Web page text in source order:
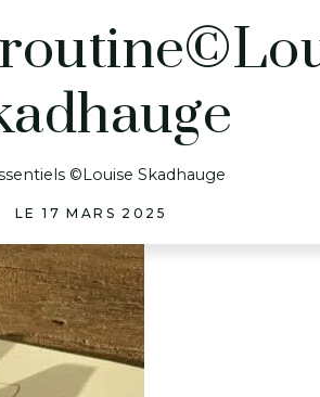
©Louise Skadhauge
LE 17 MARS 2025